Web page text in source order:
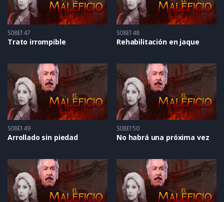
S08E147
Trato irrompible
S08E148
Rehabilitación en jaque
S08E149
Arrollado sin piedad
S08E150
No habrá una próxima vez